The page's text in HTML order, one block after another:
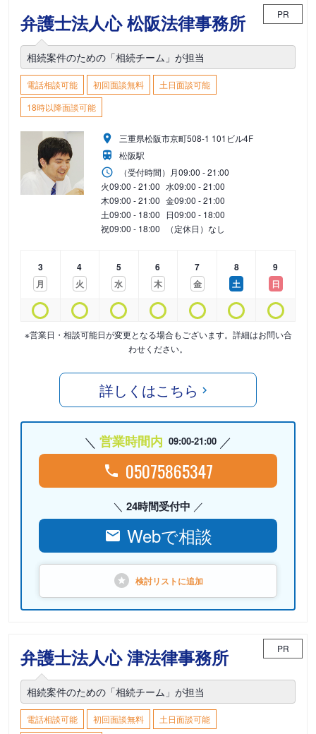
弁護士法人心 松阪法律事務所 PR
相続案件のための「相続チーム」が担当
電話相談可能 初回面談無料
土日面談可能
18時以降面談可能
三重県松阪市京町508-1 101ビル4F
松阪駅
（受付時間） 月09:00 - 21:00
火09:00 - 21:00 水09:00 - 21:00
木09:00 - 21:00 金09:00 - 21:00
土09:00 - 18:00 日09:00 - 18:00
祝09:00 - 18:00 （定休日）なし
3
月
4
火
5
水
6
木
7
金
8
土
9
日
※営業日・相談可能日が変更となる場合もございます。詳細はお問い合
わせください。
詳しくはこちら
営業時間内 09:00-21:00
05075865347
24時間受付中
Webで相談
検討リストに追加
弁護士法人心 津法律事務所 PR
相続案件のための「相続チーム」が担当
電話相談可能 初回面談無料 土日面談可能